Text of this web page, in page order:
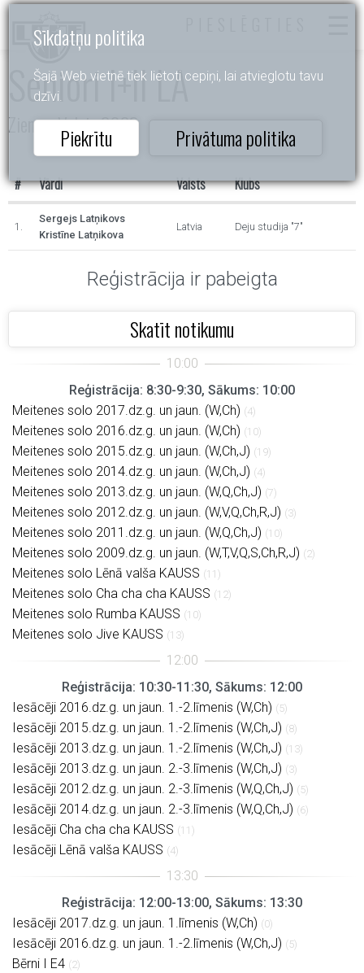
Sīkdatņu politika
Šajā Web vietnē tiek lietoti cepiņi, lai atvieglotu tavu
dzīvi.
Piekrītu Privātuma politika
Seniori I+II LA
Ziemas Valsis 2023
# Vārdi Valsts Klubs
1.
Sergejs Latņikovs
Kristīne Latņikova
Latvia Deju studija "7"
Reģistrācija ir pabeigta
Skatīt notikumu
Reģistrācija: 8:30-9:30, Sākums: 10:00
Meitenes solo 2017.dz.g. un jaun. (W,Ch) (4)
Meitenes solo 2016.dz.g. un jaun. (W,Ch) (10)
Meitenes solo 2015.dz.g. un jaun. (W,Ch,J) (19)
Meitenes solo 2014.dz.g. un jaun. (W,Ch,J) (4)
Meitenes solo 2013.dz.g. un jaun. (W,Q,Ch,J) (7)
Meitenes solo 2012.dz.g. un jaun. (W,V,Q,Ch,R,J) (3)
Meitenes solo 2011.dz.g. un jaun. (W,Q,Ch,J) (10)
Meitenes solo 2009.dz.g. un jaun. (W,T,V,Q,S,Ch,R,J) (2)
Meitenes solo Lēnā valša KAUSS (11)
Meitenes solo Cha cha cha KAUSS (12)
Meitenes solo Rumba KAUSS (10)
Meitenes solo Jive KAUSS (13)
Reģistrācija: 10:30-11:30, Sākums: 12:00
Iesācēji 2016.dz.g. un jaun. 1.-2.līmenis (W,Ch) (5)
Iesācēji 2015.dz.g. un jaun. 1.-2.līmenis (W,Ch,J) (8)
Iesācēji 2013.dz.g. un jaun. 1.-2.līmenis (W,Ch,J) (13)
Iesācēji 2013.dz.g. un jaun. 2.-3.līmenis (W,Ch,J) (3)
Iesācēji 2012.dz.g. un jaun. 2.-3.līmenis (W,Q,Ch,J) (5)
Iesācēji 2014.dz.g. un jaun. 2.-3.līmenis (W,Q,Ch,J) (6)
Iesācēji Cha cha cha KAUSS (11)
Iesācēji Lēnā valša KAUSS (4)
Reģistrācija: 12:00-13:00, Sākums: 13:30
Iesācēji 2017.dz.g. un jaun. 1.līmenis (W,Ch) (0)
Iesācēji 2016.dz.g. un jaun. 1.-2.līmenis (W,Ch,J) (5)
Bērni I E4 (2)